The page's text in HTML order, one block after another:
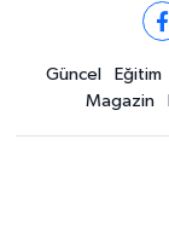
Güncel Eğitim
Magazin